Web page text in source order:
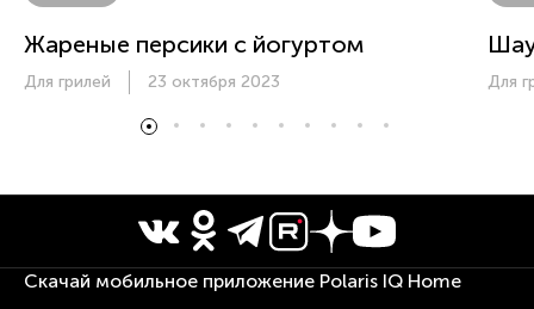
Жареные персики с йогуртом
Для грилей 23 октября 2023 Для
Скачай мобильное приложение Polaris IQ Home